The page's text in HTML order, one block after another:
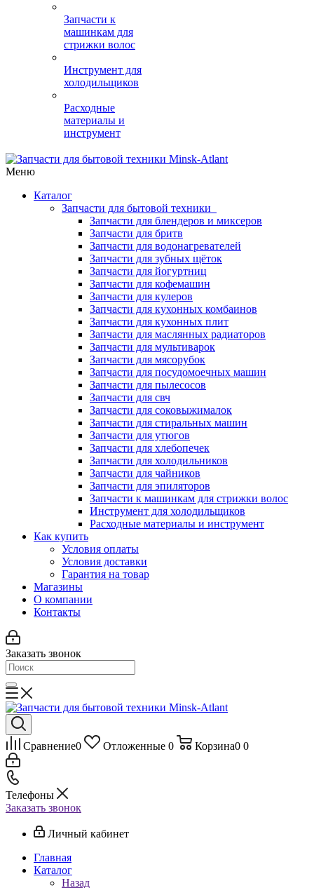
Запчасти к
машинкам для
стрижки волос
Инструмент для
холодильщиков
Расходные
материалы и
инструмент
Меню
Каталог
Запчасти для бытовой техники
Запчасти для блендеров и миксеров
Запчасти для бритв
Запчасти для водонагревателей
Запчасти для зубных щёток
Запчасти для йогуртниц
Запчасти для кофемашин
Запчасти для кулеров
Запчасти для кухонных комбаинов
Запчасти для кухонных плит
Запчасти для маслянных радиаторов
Запчасти для мультиварок
Запчасти для мясорубок
Запчасти для посудомоечных машин
Запчасти для пылесосов
Запчасти для свч
Запчасти для соковыжималок
Запчасти для стиральных машин
Запчасти для утюгов
Запчасти для хлебопечек
Запчасти для холодильников
Запчасти для чайников
Запчасти для эпиляторов
Запчасти к машинкам для стрижки волос
Инструмент для холодильщиков
Расходные материалы и инструмент
Как купить
Условия оплаты
Условия доставки
Гарантия на товар
Магазины
О компании
Контакты
Заказать звонок
Сравнение0 Отложенные 0 Корзина0 0
Телефоны
Заказать звонок
Личный кабинет
Главная
Каталог
Назад